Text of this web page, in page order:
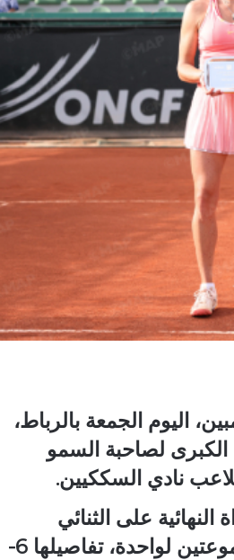
اليوم الجمعة بالرباط،
الدورة الـ24 للجائزة الكبرى لصاحبة السمو
نادي السككيين.
على الثنائي
المكون من ألديللا سوتجيادي وفيرا زفوناريفا، بمجموعتين لواحدة، تفاصيلها 6-